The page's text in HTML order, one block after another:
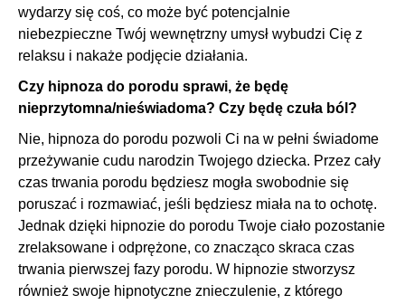
wydarzy się coś, co może być potencjalnie
niebezpieczne Twój wewnętrzny umysł wybudzi Cię z
relaksu i nakaże podjęcie działania.
Czy hipnoza do porodu sprawi, że będę
nieprzytomna/nieświadoma? Czy będę czuła ból?
Nie, hipnoza do porodu pozwoli Ci na w pełni świadome
przeżywanie cudu narodzin Twojego dziecka. Przez cały
czas trwania porodu będziesz mogła swobodnie się
poruszać i rozmawiać, jeśli będziesz miała na to ochotę.
Jednak dzięki hipnozie do porodu Twoje ciało pozostanie
zrelaksowane i odprężone, co znacząco skraca czas
trwania pierwszej fazy porodu. W hipnozie stworzysz
również swoje hipnotyczne znieczulenie, z którego